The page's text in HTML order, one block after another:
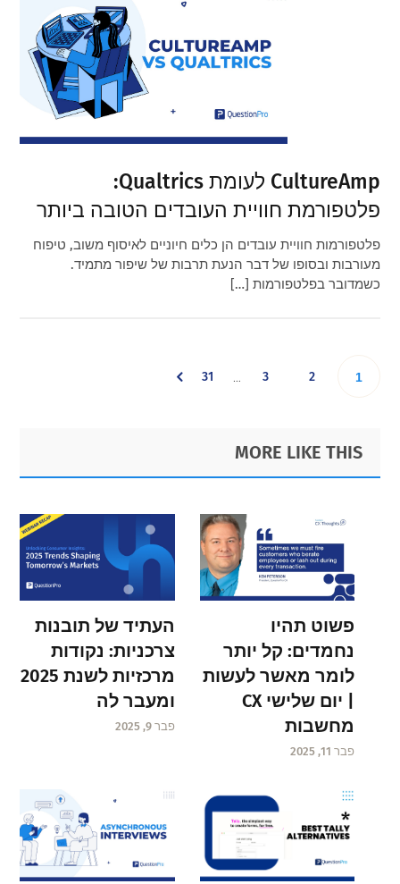
CultureAmp לעומת Qualtrics:
פלטפורמת חוויית העובדים הטובה ביותר
פלטפורמות חוויית עובדים הן כלים חיוניים לאיסוף משוב, טיפוח
מעורבות ובסופו של דבר הנעת תרבות של שיפור מתמיד.
כשמדובר בפלטפורמות […]
Go
page
1
Go
page
2
Go
page
3
pages
Go
31
Primary
Sidebar
Footer
MORE LIKE THIS
פשוט תהיו
נחמדים: קל יותר
לומר מאשר לעשות
| יום שלישי CX
מחשבות
פבר 11, 2025
העתיד של תובנות
צרכניות: נקודות
מרכזיות לשנת 2025
ומעבר לה
פבר 9, 2025